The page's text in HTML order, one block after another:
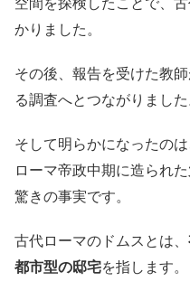
かりました。
その後、報告を受けた教
る調査へとつながりました
そして明らかになったの
ローマ帝政中期に造られた
驚きの事実です。
古代ローマのドムスとは、
都市型の邸宅を指します。